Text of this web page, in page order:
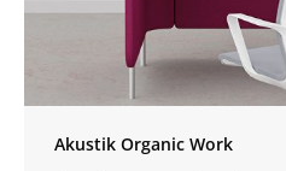
Akustik Organic Work